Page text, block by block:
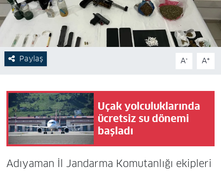
Paylaş A- A+
Uçak yolculuklarında
ücretsiz su dönemi
başladı
Adıyaman İl Jandarma Komutanlığı ekipleri